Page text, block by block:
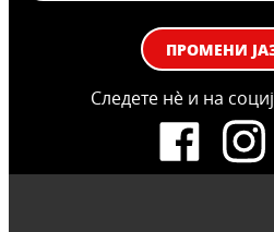
ПРОМЕНИ
Следете нѐ и на